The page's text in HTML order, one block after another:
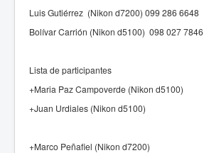
Luis Gutiérrez (Nikon d7200) 099 286 6648
Bolívar Carrión (Nikon d5100) 098 027 7846
Lista de participantes
+Maria Paz Campoverde (Nikon d5100)
+Juan Urdiales (Nikon d5100)
+Marco Peñafiel (Nikon d7200)